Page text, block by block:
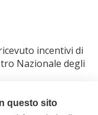
incentivi di
Nazionale degli
75328
questo sito